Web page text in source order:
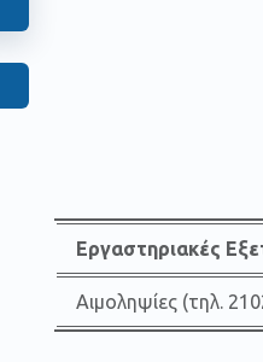
Εργαστηριακές
Αιμοληψίες (τηλ.